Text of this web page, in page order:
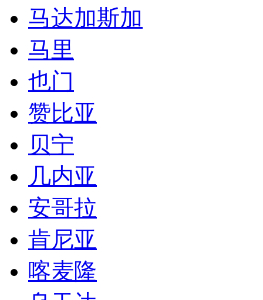
马达加斯加
马里
也门
赞比亚
贝宁
几内亚
安哥拉
肯尼亚
喀麦隆